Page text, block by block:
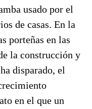
usado por el
de casas. En la
porteñas en las
la construcción y
disparado, el
en el que un